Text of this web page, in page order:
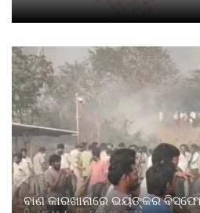
ବାଣ କାରଖାନାରେ ଭୟଙ୍କର